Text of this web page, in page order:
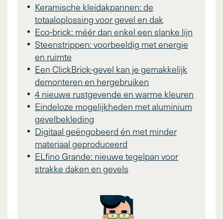
Keramische kleidakpannen: de
totaaloplossing voor gevel en dak
Eco-brick: méér dan enkel een slanke lijn
Steenstrippen: voorbeeldig met energie
en ruimte
Een ClickBrick-gevel kan je gemakkelijk
demonteren en hergebruiken
4 nieuwe rustgevende en warme kleuren
Eindeloze mogelijkheden met aluminium
gevelbekleding
Digitaal geëngobeerd én met minder
materiaal geproduceerd
ELfino Grande: nieuwe tegelpan voor
strakke daken en gevels